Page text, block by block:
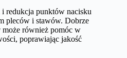
i redukcja punktów nacisku
pleców i stawów. Dobrze
może również pomóc w
poprawiając jakość